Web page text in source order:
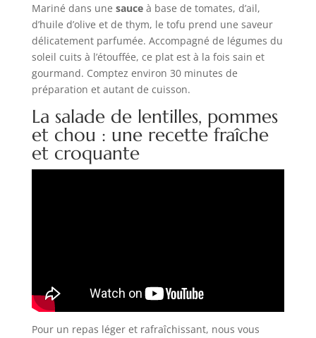
Mariné dans une sauceà base de tomates, d’ail,
d’huile d’olive et de thym, le tofu prend une saveur
délicatement parfumée. Accompagné de légumes du
soleil cuits à l’étouffée, ce plat est à la fois sain et
gourmand. Comptez environ 30 minutes de
préparation et autant de cuisson.
La salade de lentilles, pommes
et chou : une recette fraîche
et croquante
Pour un repas léger et rafraîchissant, nous vous